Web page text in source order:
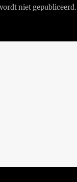
niet gepubliceerd.